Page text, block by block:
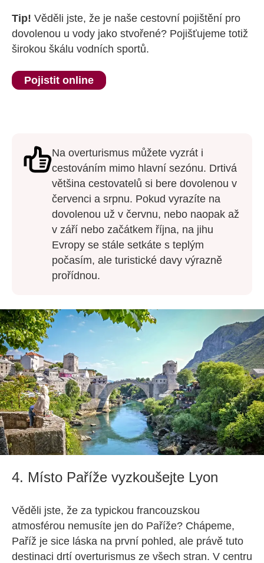
Tip! Věděli jste, že je naše cestovní pojištění pro
dovolenou u vody jako stvořené? Pojišťujeme totiž
širokou škálu vodních sportů.
Pojistit online
Na overturismus můžete vyzrát i
cestováním mimo hlavní sezónu. Drtivá
většina cestovatelů si bere dovolenou v
červenci a srpnu. Pokud vyrazíte na
dovolenou už v červnu, nebo naopak až
v září nebo začátkem října, na jihu
Evropy se stále setkáte s teplým
počasím, ale turistické davy výrazně
prořídnou.
4. Místo Paříže vyzkoušejte Lyon
Věděli jste, že za typickou francouzskou
atmosférou nemusíte jen do Paříže? Chápeme,
Paříž je sice láska na první pohled, ale právě tuto
destinaci drtí overturismus ze všech stran. V centru